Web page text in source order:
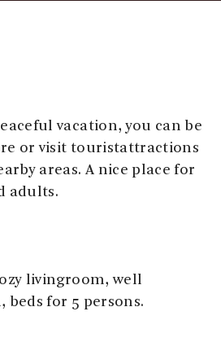
vacation, you can be
or visit touristattractions
areas. A nice place for
adults.
livingroom, well
beds for 5 persons.